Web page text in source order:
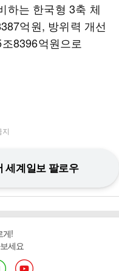
하는 한국형 3축 체
억원, 방위력 개선
8396억원으로
세계일보 팔로우
게!
세요